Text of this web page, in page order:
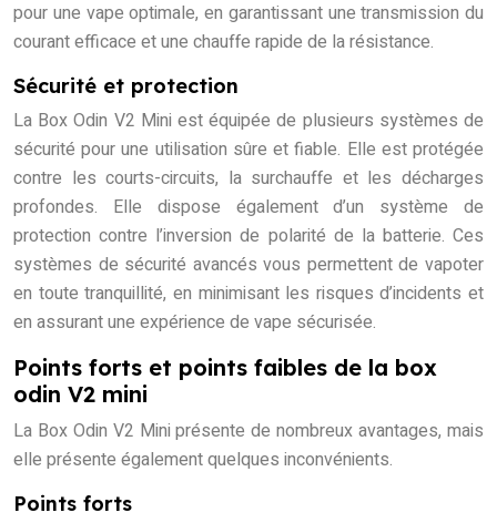
pour une vape optimale, en garantissant une transmission du
courant efficace et une chauffe rapide de la résistance.
Sécurité et protection
La Box Odin V2 Mini est équipée de plusieurs systèmes de
sécurité pour une utilisation sûre et fiable. Elle est protégée
contre les courts-circuits, la surchauffe et les décharges
profondes. Elle dispose également d’un système de
protection contre l’inversion de polarité de la batterie. Ces
systèmes de sécurité avancés vous permettent de vapoter
en toute tranquillité, en minimisant les risques d’incidents et
en assurant une expérience de vape sécurisée.
Points forts et points faibles de la box
odin V2 mini
La Box Odin V2 Mini présente de nombreux avantages, mais
elle présente également quelques inconvénients.
Points forts